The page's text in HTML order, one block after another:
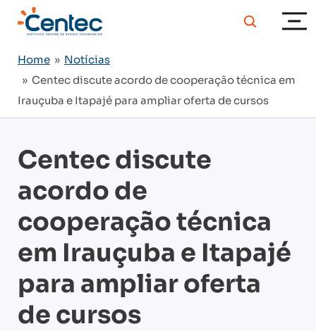
Home » Notícias
» Centec discute acordo de cooperação técnica em
Irauçuba e Itapajé para ampliar oferta de cursos
Centec discute
acordo de
cooperação técnica
em Irauçuba e Itapajé
para ampliar oferta
de cursos